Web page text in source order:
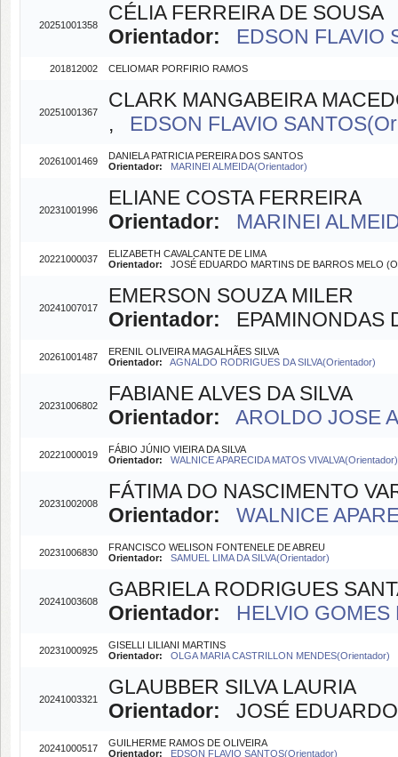
20251001358
CÉLIA FERREIRA DE SOUSA
Orientador:
EDSON FLAVIO
201812002 CELIOMAR PORFIRIO RAMOS
20251001367
CLARK MANGABEIRA
, EDSON FLAVIO
20261001469
DANIELA PATRICIA PEREIRA DOS SANTOS
Orientador:
MARINEI ALMEIDA(Orientador)
20231001996
ELIANE COSTA FERREIRA
Orientador:
MARINEI
20221000037
ELIZABETH CAVALCANTE DE LIMA
Orientador: JOSÉ EDUARDO MARTINS DE BARROS MELO
20241007017
EMERSON SOUZA MILER
Orientador: EPAMINONDAS
20261001487
ERENIL OLIVEIRA MAGALHÃES SILVA
Orientador:
AGNALDO RODRIGUES DA SILVA(Orientador)
20231006802
FABIANE ALVES DA SILVA
Orientador:
AROLDO JOSE
20221000019
FÁBIO JÚNIO VIEIRA DA SILVA
Orientador:
WALNICE APARECIDA MATOS VIVALVA(Orientador)
20231002008
FÁTIMA DO NASCIMENTO
Orientador:
WALNICE
20231006830
FRANCISCO WELISON FONTENELE DE ABREU
Orientador:
SAMUEL LIMA DA SILVA(Orientador)
20241003608
GABRIELA RODRIGUES
Orientador:
HELVIO
20231000925
GISELLI LILIANI MARTINS
Orientador:
OLGA MARIA CASTRILLON MENDES(Orientador)
20241003321
GLAUBBER SILVA LAURIA
Orientador: JOSÉ
20241000517
GUILHERME RAMOS DE OLIVEIRA
Orientador:
EDSON FLAVIO SANTOS(Orientador)